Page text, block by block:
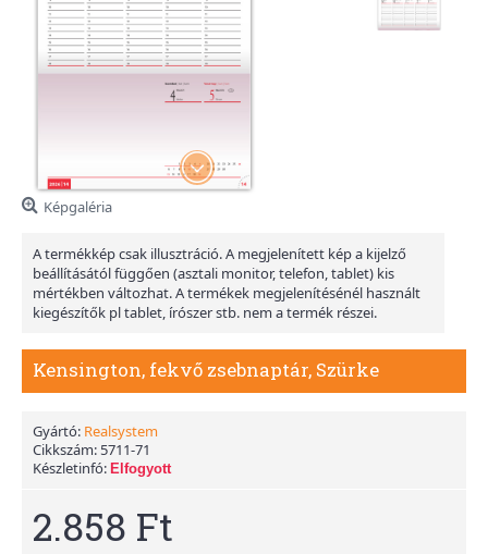
Képgaléria
A termékkép csak illusztráció. A megjelenített kép a kijelző
beállításától függően (asztali monitor, telefon, tablet) kis
mértékben változhat. A termékek megjelenítésénél használt
kiegészítők pl tablet, írószer stb. nem a termék részei.
Kensington, fekvő zsebnaptár, Szürke
Gyártó: Realsystem
Cikkszám: 5711-71
Készletinfó: Elfogyott
2.858 Ft